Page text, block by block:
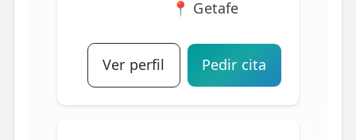
📍 Getafe
Ver perfil Pedir cita